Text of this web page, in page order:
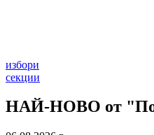
избори
секции
НАЙ-НОВО от